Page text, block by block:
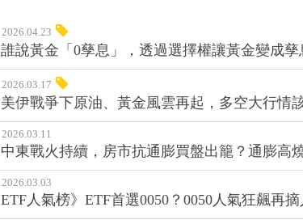
2026.04.23
誰說黃金「0孳息」，透過選擇權讓黃金變成孳
2026.03.17
美伊戰爭下原油、黃金風雲再起，多空大行情
2026.03.11
中東戰火持續，房市抗通膨買盤出籠？通膨高
2026.03.03
ETF人氣榜》ETF首選0050？0050人氣狂飆再